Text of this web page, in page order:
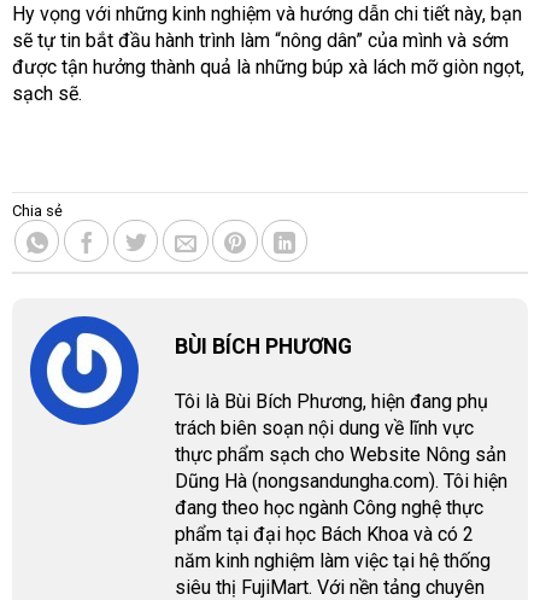
Hy vọng với những kinh nghiệm và hướng dẫn chi tiết này, bạn
sẽ tự tin bắt đầu hành trình làm “nông dân” của mình và sớm
được tận hưởng thành quả là những búp xà lách mỡ giòn ngọt,
sạch sẽ.
Chia sẻ
BÙI BÍCH PHƯƠNG
Tôi là Bùi Bích Phương, hiện đang phụ
trách biên soạn nội dung về lĩnh vực
thực phẩm sạch cho Website Nông sản
Dũng Hà (nongsandungha.com). Tôi hiện
đang theo học ngành Công nghệ thực
phẩm tại đại học Bách Khoa và có 2
năm kinh nghiệm làm việc tại hệ thống
siêu thị FujiMart. Với nền tảng chuyên